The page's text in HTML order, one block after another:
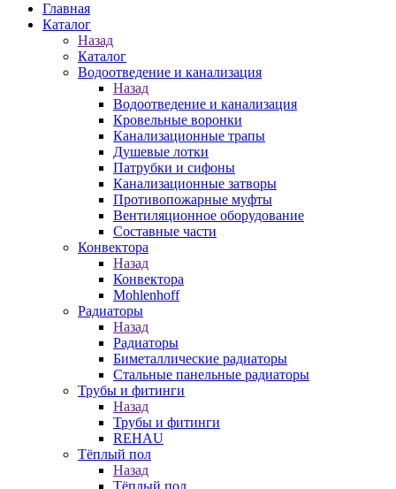
Главная
Каталог
Назад
Каталог
Водоотведение и канализация
Назад
Водоотведение и канализация
Кровельные воронки
Канализационные трапы
Душевые лотки
Патрубки и сифоны
Канализационные затворы
Противопожарные муфты
Вентиляционное оборудование
Составные части
Конвектора
Назад
Конвектора
Mohlenhoff
Радиаторы
Назад
Радиаторы
Биметаллические радиаторы
Стальные панельные радиаторы
Трубы и фитинги
Назад
Трубы и фитинги
REHAU
Тёплый пол
Назад
Тёплый пол